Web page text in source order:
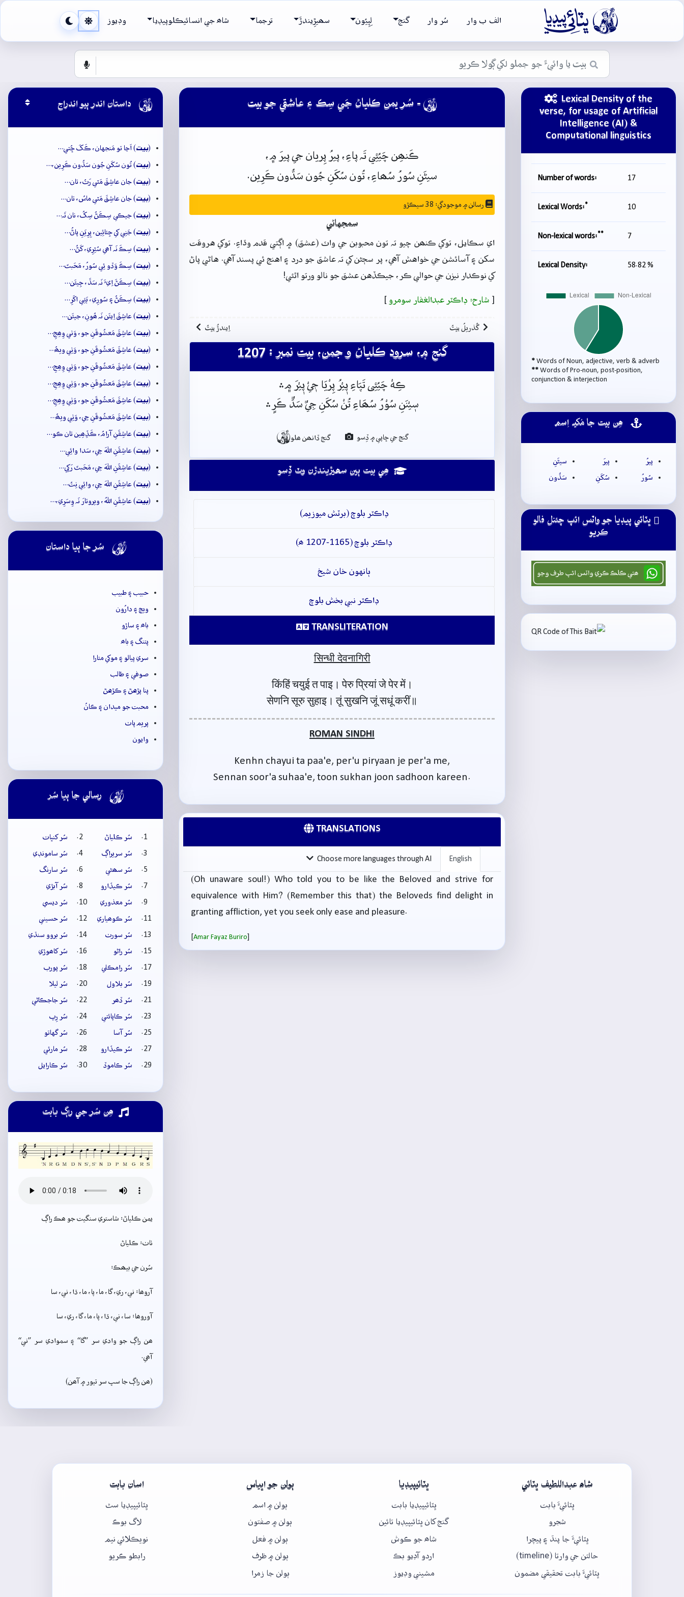
 الف ب وار سُر وار گنج لِپِيُون سھيڙِيندڙَ ترجما شاھ جي انسائيڪلوپيڊيا وڊيوز
Lexical Density of the
verse, for usage of Artificial
Intelligence (AI) &
Computational linguistics
Number of words: 17
Lexical Words:* 10
Non-lexical words:** 7
Lexical Density: 58.82 %
* Words of Noun, adjective, verb & adverb
** Words of Pro-noun, post-position,
conjunction & interjection
ھِن بيت جا مُکيہ اِسم
پيرُ پيرَ
سيڻَنِ
سُورُ
سُکَنِ سَڌُون
ڀٽائي پيڊيا جو واٽس ائپ چئنل فالو
ڪريو
 - سُر يمن ڪلياڻ جَي سِڪ ۽ عاشقي جو بيت
ڪَنھِن چَيُئِي تَہ پاءِ، پيرُ پِريان جي پيرَ ۾،
سيڻَنِ سُورُ سُھاءِ، تُون سُکَنِ جُون سَڌُون ڪَرِين.
رسالن ۾ موجودگي: 38 سيڪڙو
سمجهاڻي
اي سڪايل، توکي ڪنھن چيو تہ تون محبوبن جي واٽ (عشق) ۾ اڳتي قدم وڌاءِ. توکي هروقت
سکن ۽ آسائشن جي خواهش آهي، پر سڄڻن کي تہ عاشق جو درد ۽ اهنج ئي پسند آهي. هاڻي پاڻ
کي نوڪدار نيزن جي حوالي ڪر، جيڪڏهن عشق جو نالو ورتو اٿئي!
[ شارح: ڊاڪٽر عبدالغفار سومرو ]
گُذريلُ بيتُ اِيندڙُ بيتُ
گنج ۾، سرود ڪلياڻ و جمن، بيت نمبر : 1207
ڪِهْ چَيُئِى تَپَاءِ پٖيْرُ پِرْيَا جٖيْ پٖيْرَ م﮼﮶
سٖيْنَنِ سُوْرُ سُھَاءِ تُنْ سُکَنِ جِيٌ سَڌٌ ڪَرٍ﮶
گنج جي ڇاپي ۾ ڏِسو گنج ڏانھن ھلو
ھِي بيت ٻين سھيڙيندڙن وٽ ڏِسو
ڊاڪٽر بلوچ (برٽش ميوزيم)
ڊاڪٽر بلوچ (1165-1207 ھ)
ٻانهون خان شيخ
ڊاڪٽر نبي بخش بلوچ
TRANSLITERATION
सिन्धी देवनागिरी
किंहिं चयुई त पाइ। पेरु प्रियां जे पेर में।
सेणनि सूरु सुहाइ। तूं सुखनि जूं सधूं करीं॥
ROMAN SINDHI
Kenhn chayui ta paa'e, per'u piryaan je per'a me,
Sennan soor'a suhaa'e, toon sukhan joon sadhoon kareen.
TRANSLATIONS
English
Choose more languages through AI
(Oh unaware soul!) Who told you to be like the Beloved and strive for
equivalence with Him? (Remember this that) the Beloveds find delight in
granting affliction, yet you seek only ease and pleasure.
[Amar Fayaz Buriro
 داستان اندر ٻيو اندراج
(بيت) اَڃا تو مَنجهان، ڪَکَ ڇُتي…
(بيت) تُون سُکَنِ جُون سَڌُون ڪَرِين،…
(بيت) جان عاشِقَ مَٿي رَتُ، تان…
(بيت) جان عاشِقَ مَٿي ماسُ، تان…
(بيت) جيڪي سِڪَڻُ سِکُ، نان تَہ…
(بيت) جَنِي کي جِئائِين، پِرِيَنِ پاڻُ…
(بيت) سِڪَ نَہ آھي سُٿِرِي، کَڻُ…
(بيت) سِڪَ وَڏو ئِي سُورُ، مَحَبتَ…
(بيت) سِڪَڻَ اِيءَ نَہ سَڌَ، جِيئَن…
(بيت) سِڪَڻُ ۽ سُورِي، ٻَئِي اکَرِ…
(بيت) عاشِقَ اِيئَن نَہ ھُونِ، جيئَن…
(بيت) عاشِقَ مَعشُوقَنِ جو، وَٺي وِھِجِ…
(بيت) عاشِقَ مَعشُوقَنِ جو، وَٺِي ويھُ…
(بيت) عاشِقَ مَعشُوقَنِ جو، وَٺِي وِھِجِ…
(بيت) عاشِقَ مَعشُوقَنِ جو، وَٺِي وِھِجِ…
(بيت) عاشِقَ مَعشُوقَنِ جو، وَٺِي وِھِجِ…
(بيت) عاشِقَ مَعشُوقَنِ جِي، وَٺِي ويھُ…
(بيت) عاشِقَنِ آرامُ، ڪَڏِھِين تان ڪو…
(بيت) عاشِقَنِ اللهَ جِي، سَدا وائِي…
(بيت) عاشِقَنِ اللهَ جِي، مَحَبتَ رَکِي…
(بيت) عاشِقَنِ اللهَ جِي، وائِي نِتُ…
(بيت) عاشِقَنِ اللهُ، ويروتارَ نَہ وِسَرِي،…
 سُر جا ٻيا داستان
حبيب ۽ طبيب
ويڄ ۽ دارُون
باھ ۽ ساڙو
پتنگ ۽ باھ
سري پيالو ۽ موکي متارا
صوفي ۽ طالب
پنا پڙهڻ ۽ ڪڙهڻ
محبت جو ميدان ۽ ڪانُ
پريم پاٺ
وايون
 رسالي جا ٻيا سُر
سُر ڪلياڻ
سُر کنڀات
سُر سريراڳ
سُر سامونڊي
سُر سھڻي
سُر سارنگ
سُر ڪيڏارو
سُر آبڙي
سُر معذوري
سُر ديسي
سُر ڪوھياري
سُر حسيني
سُر سورٺ
سُر بروو سنڌي
سُر راڻو
سُر کاھوڙي
سُر رامڪلي
سُر پورب
سُر بلاول
سُر ليلا
سُر ڏھر
سُر جاجڪاڻي
سُر ڪاپائتي
سُر رِپ
سُر آسا
سُر گهاتو
سُر ڪيڏارو
سُر مارئي
سُر ڪاموڏ
سُر ڪارايل
ھِن سُر جي راڳ بابت
يمن ڪلياڻ: شاستري سنگيت جو ھڪ راڳ
ٺاٺ: ڪلياڻ
سُرن جي بيھڪ:
آروھا: ني، ري، گا، ما، پا، ما، ڌا، ني، سا
آوروھا: سا، ني، ڌا، پا، ما، گا، ري، سا
ھن راڳ جو وادي سر ”گا“ ۽ سموادي سر ”ني“
آھي.
(ھن راڳ جا سڀ سر تيور ۾ آھن)
شاھ عبداللطيف ڀٽائي
ڀٽائيءَ بابت
شجرو
ڀٽائيءَ جا پنڌ ۽ پيچرا
حالتن جي وارتا (timeline)
ڀٽائيءَ بابت تحقيقي مضمون
ڀٽائيپيڊيا
ڀٽائيپيڊيا بابت
گنج کان ڀٽائيپيڊيا تائين
شاھ جو ڪوش
اردو آڊيو بڪ
مشيني وڊيوز
ٻولن جو اڀياس
ٻولن ۾ اسم
ٻولن ۾ صفتون
ٻولن ۾ فعل
ٻولن ۾ ظرف
ٻولن جا زمرا
اسان بابت
ڀٽائيپيڊيا سٿ
لاگ بوڪ
نويڪلائي نيم
رابطو ڪريو